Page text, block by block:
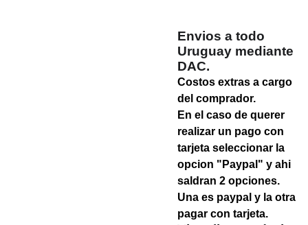
Envios a todo
Uruguay mediante
DAC.
Costos extras a cargo
del comprador.
En el caso de querer
realizar un pago con
tarjeta seleccionar la
opcion "Paypal" y ahi
saldran 2 opciones.
Una es paypal y la otra
pagar con tarjeta.